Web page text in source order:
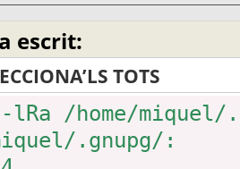
escrit:
TOTS
/home/miquel/
.gnupg/: